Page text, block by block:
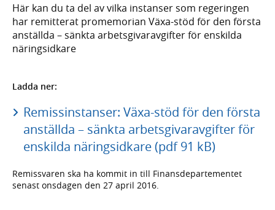
Här kan du ta del av vilka instanser som regeringen
har remitterat promemorian Växa-stöd för den första
anställda – sänkta arbetsgivaravgifter för enskilda
näringsidkare
Ladda ner:
Remissinstanser: Växa-stöd för den första
anställda – sänkta arbetsgivaravgifter för
enskilda näringsidkare (pdf 91 kB)
Remissvaren ska ha kommit in till Finansdepartementet
senast onsdagen den 27 april 2016.